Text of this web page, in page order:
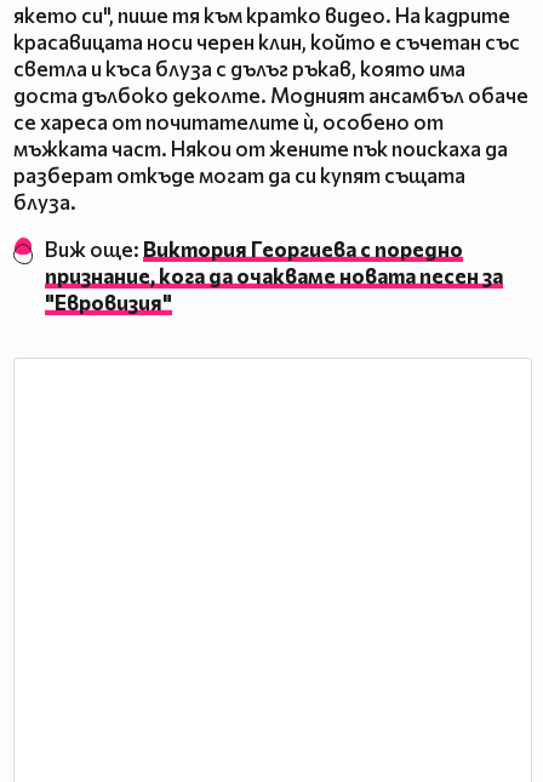
якето си", пише тя към кратко видео. На кадрите
красавицата носи черен клин, който е съчетан със
светла и къса блуза с дълъг ръкав, която има
доста дълбоко деколте. Модният ансамбъл обаче
се хареса от почитателите ѝ, особено от
мъжката част. Някои от жените пък поискаха да
разберат откъде могат да си купят същата
блуза.
Виж още: Виктория Георгиева с поредно
признание, кога да очакваме новата песен за
"Евровизия"